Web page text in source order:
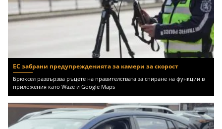
ЕС забрани предупрежденията за камери за скорост
Брюксел развързва ръцете на правителствата за спиране на функции в
приложения като Waze и Google Maps